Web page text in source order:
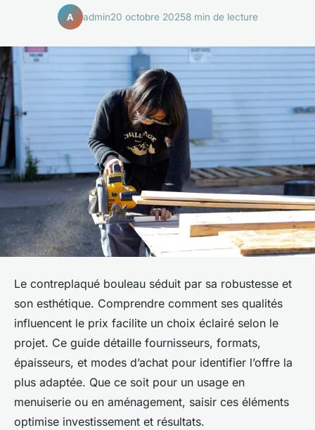
A admin20 octobre 20258 min de lecture
Le contreplaqué bouleau séduit par sa robustesse et
son esthétique. Comprendre comment ses qualités
influencent le prix facilite un choix éclairé selon le
projet. Ce guide détaille fournisseurs, formats,
épaisseurs, et modes d’achat pour identifier l’offre la
plus adaptée. Que ce soit pour un usage en
menuiserie ou en aménagement, saisir ces éléments
optimise investissement et résultats.